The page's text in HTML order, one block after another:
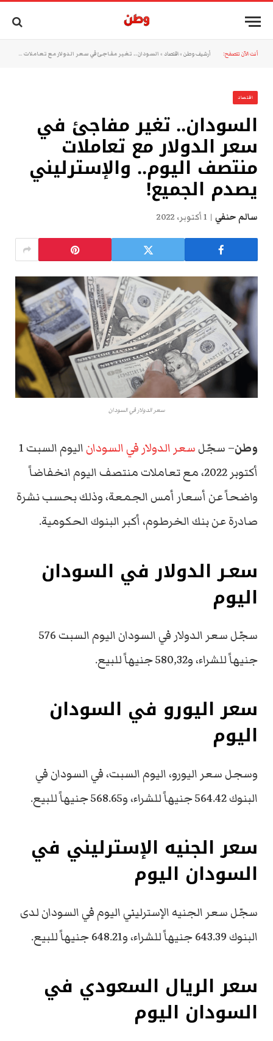
أنت الآن تتصفح: أرشيف وطن »اقتصاد » السودان.. تغير مفاجئ في سعر الدولار مع تعاملات منتصف اليوم.. والإسترليني يصدم الجميع!
اقتصاد
السودان.. تغير مفاجئ في
سعر الدولار مع تعاملات
منتصف اليوم.. والإسترليني
يصدم الجميع!
سالم حنفي 1 أكتوبر، 2022
سعر الدولار في السودان
وطن– سجّلسعر الدولار في السودان
اليوم السبت 1
أكتوبر 2022، مع تعاملات منتصف اليوم انخفاضاً
واضحاً عن أسعار أمس الجمعة، وذلك بحسب نشرة
صادرة عن بنك الخرطوم، أكبر البنوك الحكومية.
سعـر الدولار في السودان
اليوم
سجّل سعر الدولار في السودان اليوم السبت 576
جنيهاً للشراء، و580,32 جنيهاً للبيع.
سعر اليورو في السودان
اليوم
وسجل سعر اليورو، اليوم السبت، في السودان في
البنوك 564.42 جنيهاً للشراء، و568.65 جنيهاً للبيع.
سعر الجنيه الإسترليني في
السودان اليوم
سجّل سعر الجنيه الإسترليني اليوم في السودان لدى
البنوك 643.39 جنيهاً للشراء، و648.21 جنيهاً للبيع.
سعر الريال السعودي في
السودان اليوم